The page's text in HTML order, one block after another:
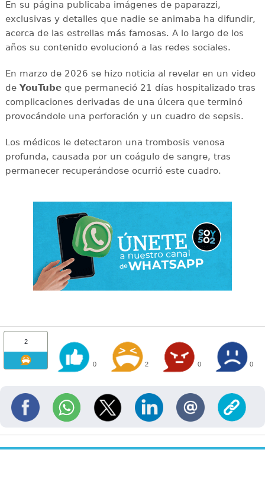
En su página publicaba imágenes de paparazzi,
exclusivas y detalles que nadie se animaba ha difundir,
acerca de las estrellas más famosas. A lo largo de los
años su contenido evolucionó a las redes sociales.
En marzo de 2026 se hizo noticia al revelar en un video
deYouTubeque permaneció 21 días hospitalizado tras
complicaciones derivadas de una úlcera que terminó
provocándole una perforación y un cuadro de sepsis.
Los médicos le detectaron una trombosis venosa
profunda, causada por un coágulo de sangre, tras
permanecer recuperándose ocurrió este cuadro.
2
0 2 0 0